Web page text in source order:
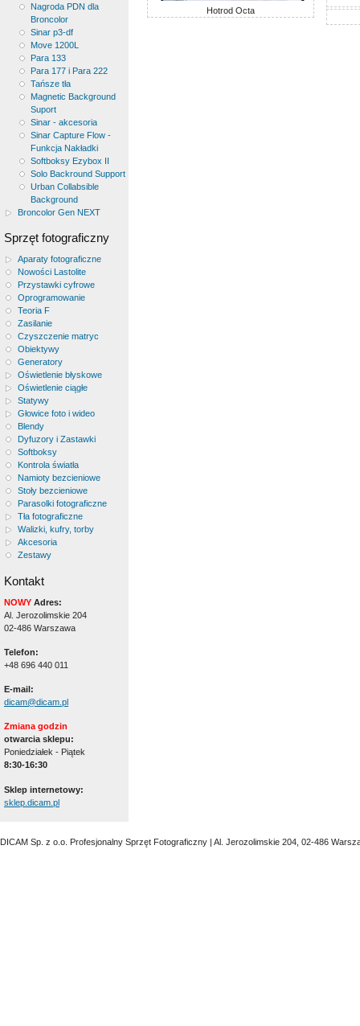
Nagroda PDN dla
Broncolor
Sinar p3-df
Move 1200L
Para 133
Para 177 i Para 222
Tańsze tła
Magnetic Background
Suport
Sinar - akcesoria
Sinar Capture Flow -
Funkcja Nakładki
Softboksy Ezybox II
Solo Backround Support
Urban Collabsible
Background
Broncolor Gen NEXT
Sprzęt fotograficzny
Aparaty fotograficzne
Nowości Lastolite
Przystawki cyfrowe
Oprogramowanie
Teoria F
Zasilanie
Czyszczenie matryc
Obiektywy
Generatory
Oświetlenie błyskowe
Oświetlenie ciągłe
Statywy
Głowice foto i wideo
Blendy
Dyfuzory i Zastawki
Softboksy
Kontrola światła
Namioty bezcieniowe
Stoły bezcieniowe
Parasolki fotograficzne
Tła fotograficzne
Walizki, kufry, torby
Akcesoria
Zestawy
Kontakt
NOWY Adres:
Al. Jerozolimskie 204
02-486 Warszawa
Telefon:
+48 696 440 011
E-mail:
dicam@dicam.pl
Zmiana godzin
otwarcia sklepu:
Poniedziałek - Piątek
8:30-16:30
Sklep internetowy:
sklep.dicam.pl
Hotrod Octa
DICAM Sp. z o.o. Profesjonalny Sprzęt Fotograficzny | Al. Jerozolimskie 204, 02-486